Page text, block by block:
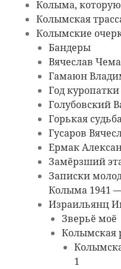
Колыма,
Колымская
Колымские
Бандеры
Вячеслав
Гамаюн
Год куропатки
Голубовский
Горькая
Гусаров
Ермак
Замёрзший
Записки
Колыма 1941
Израильянц
Зверьё моё
Колымская
1